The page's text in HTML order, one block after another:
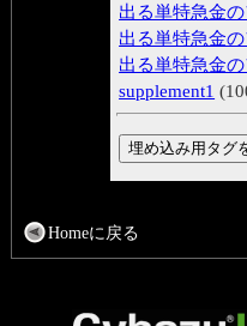
出る単特急金の
出る単特急金の
出る単特急金の
supplement1
Homeに戻る